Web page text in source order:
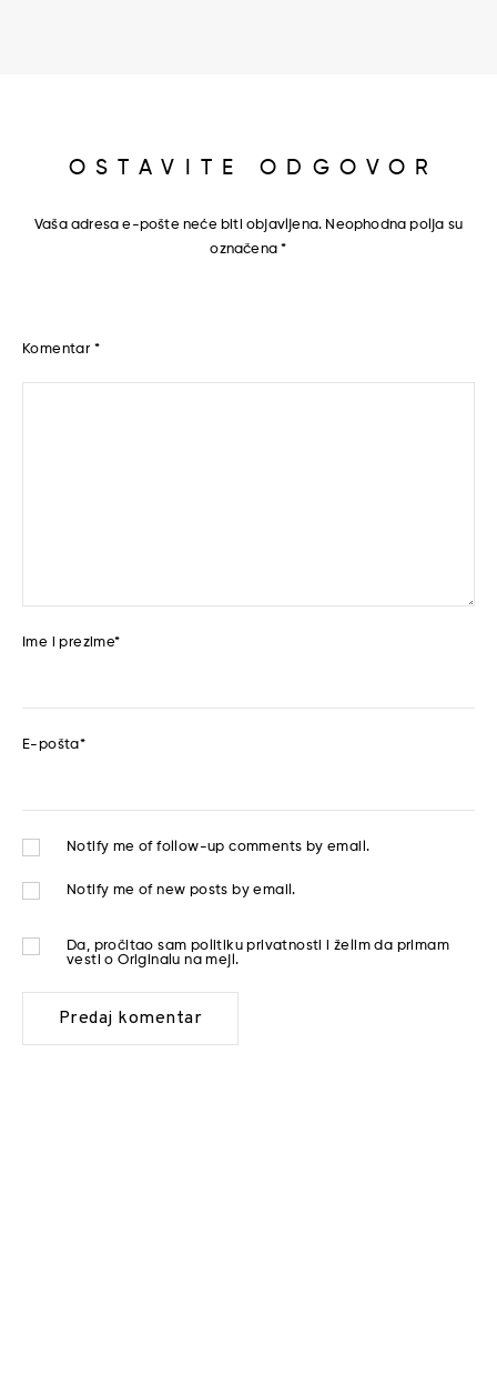
OSTAVITE ODGOVOR
Vaša adresa e-pošte neće biti objavljena. Neophodna polja su
označena*
Komentar *
Ime i prezime*
E-pošta*
Notify me of follow-up comments by email.
Notify me of new posts by email.
Da, pročitao sam politiku privatnosti
i želim da primam
vesti o Originalu na mejl.